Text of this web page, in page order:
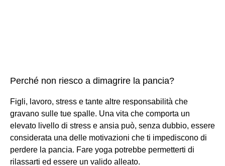
Perché non riesco a dimagrire la pancia?
Figli, lavoro, stress e tante altre responsabilità che
gravano sulle tue spalle. Una vita che comporta un
elevato livello di stress e ansia può, senza dubbio, essere
considerata una delle motivazioni che ti impediscono di
perdere la pancia. Fare yoga potrebbe permetterti di
rilassarti ed essere un valido alleato.